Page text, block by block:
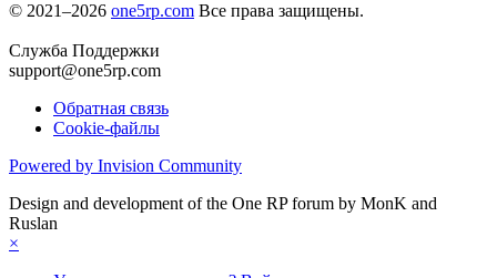
© 2021–2026 one5rp.com Все права защищены.
Служба Поддержки
support@one5rp.com
Обратная связь
Cookie-файлы
Powered by Invision Community
Design and development of the One RP forum by MonK and
Ruslan
×